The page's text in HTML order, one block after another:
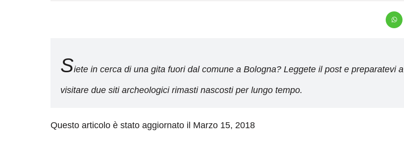
Siete in cerca di una gita fuori dal comune a Bologna? Leggete il post e preparatevi a
visitare due siti archeologici rimasti nascosti per lungo tempo.
Questo articolo è stato aggiornato il Marzo 15, 2018